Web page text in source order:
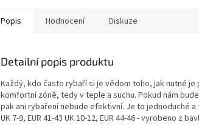
Popis Hodnocení Diskuze
Detailní popis produktu
Každý, kdo často rybaří si je vědom toho, jak nutné
komfortní zóně, tedy v teple a suchu. Pokud nám
pak ani rybaření nebude efektivní. Je to jednoduché
UK 7-9, EUR 41-43 UK 10-12, EUR 44-46 - vyrobeno z